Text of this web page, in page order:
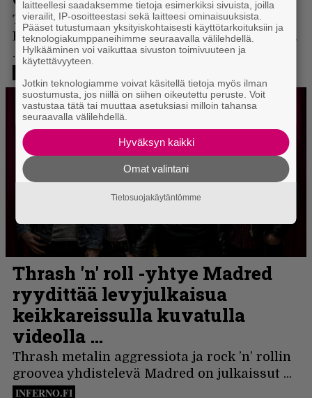
laitteellesi saadaksemme tietoja esimerkiksi sivuista, joilla
vierailit, IP-osoitteestasi sekä laitteesi ominaisuuksista.
Pääset tutustumaan yksityiskohtaisesti käyttötarkoituksiin ja
teknologiakumppaneihimme seuraavalla välilehdellä.
Hylkääminen voi vaikuttaa sivuston toimivuuteen ja
käytettävyyteen.
Jotkin teknologiamme voivat käsitellä tietoja myös ilman
suostumusta, jos niillä on siihen oikeutettu peruste. Voit
vastustaa tätä tai muuttaa asetuksiasi milloin tahansa
seuraavalla välilehdellä.
Hyväksyn kaikki
Omat valintani
Tietosuojakäytäntömme